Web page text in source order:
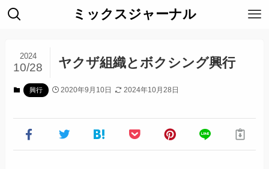
ミックスジャーナル
ヤクザ組織とボクシング興行
2024
10/28
興行 2020年9月10日 2024年10月28日